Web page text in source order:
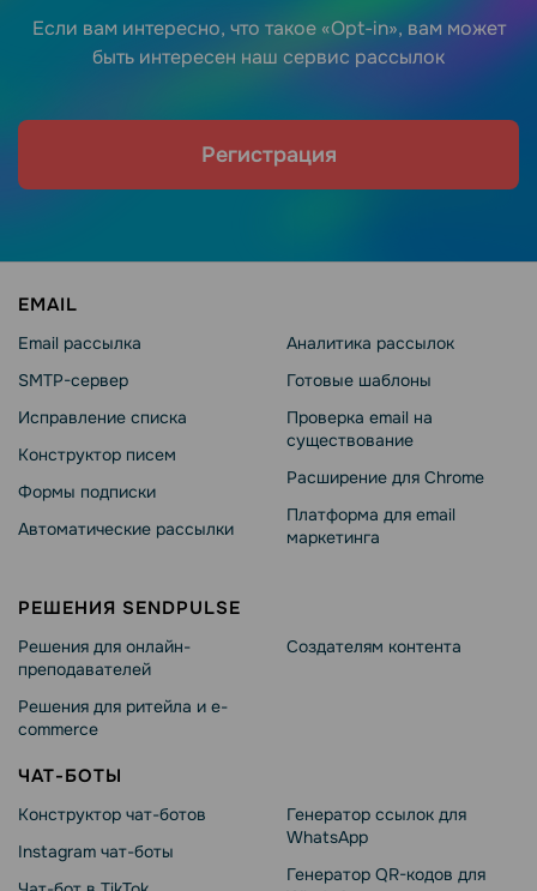
Если вам интересно, что такое «Opt-in», вам может
быть интересен наш сервис рассылок
Регистрация
EMAIL
Email рассылка
SMTP-сервер
Исправление списка
Конструктор писем
Формы подписки
Автоматические рассылки
Аналитика рассылок
Готовые шаблоны
Проверка email на
существование
Расширение для Chrome
Платформа для email
маркетинга
РЕШЕНИЯ SENDPULSE
Решения для онлайн-
преподавателей
Решения для ритейла и e-
commerce
Создателям контента
ЧАТ-БОТЫ
Конструктор чат-ботов
Instagram чат-боты
Генератор ссылок для
WhatsApp
Генератор QR-кодов для